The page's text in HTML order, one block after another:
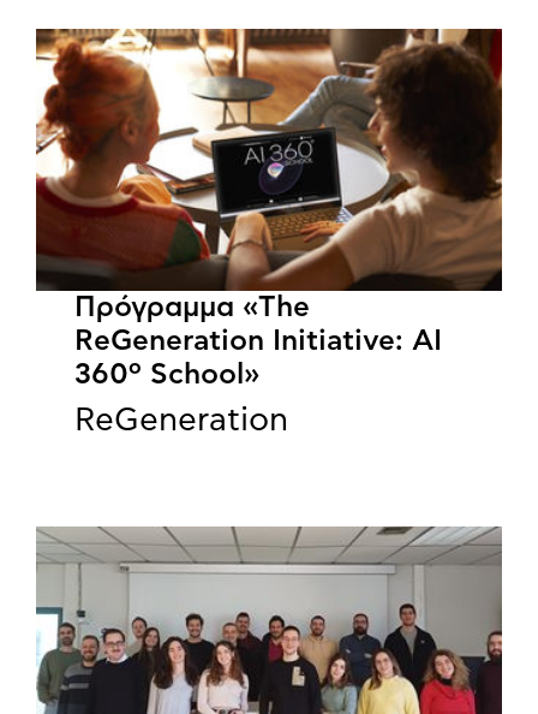
Πρόγραμμα «The
ReGeneration Initiative: AI
360º School»
ReGeneration